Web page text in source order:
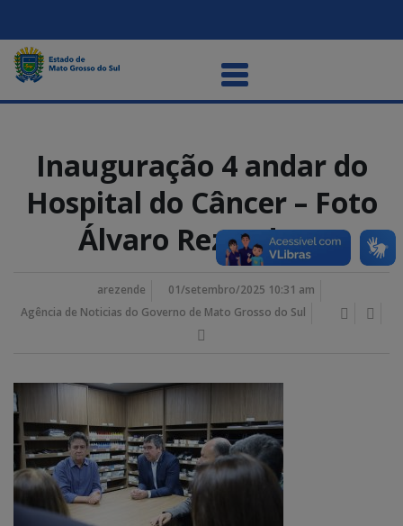
Inauguração 4 andar do
Hospital do Câncer – Foto
Álvaro Rezende10
arezende
01/setembro/2025 10:31 am
Agência de Noticias do Governo de Mato Grosso do Sul